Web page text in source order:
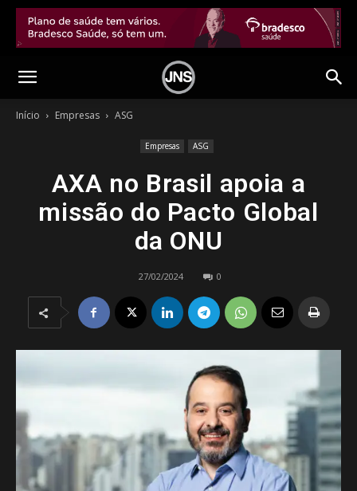
Início Empresas ASG
Empresas ASG
AXA no Brasil apoia a
missão do Pacto Global
da ONU
27/02/2024 0